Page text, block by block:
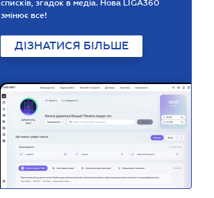
списків, згадок в медіа. Нова LIGA360
змінює все!
ДІЗНАТИСЯ БІЛЬШЕ